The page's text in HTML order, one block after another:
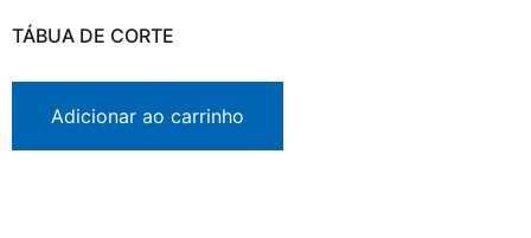
TÁBUA DE CORTE
Adicionar ao carrinho